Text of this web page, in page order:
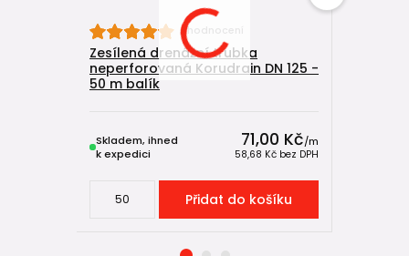
1 hodnocení
Zesílená drenážní trubka
neperforovaná Korudrain DN 125 -
50 m balík
71,00 Kč/m
58,68 Kč bez DPH
Skladem, ihned
k expedici
Přidat do košíku